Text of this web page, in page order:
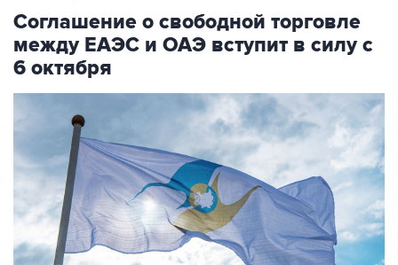
Соглашение о свободной торговле
между ЕАЭС и ОАЭ вступит в силу с
6 октября